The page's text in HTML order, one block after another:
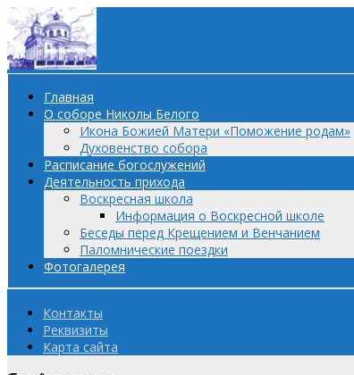
Главная
О соборе Николы Белого
Икона Божией Матери «Поможение родам»
Духовенство собора
Расписание богослужений
Деятельность прихода
Воскресная школа
Информация о Воскресной школе
Беседы перед Крещением и Венчанием
Паломнические поездки
Фотогалерея
Контакты
Реквизиты
Карта сайта